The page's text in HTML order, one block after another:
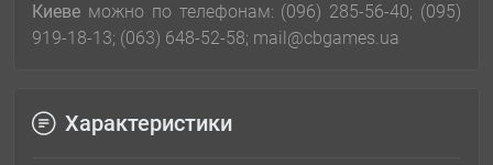
Киеве можно по телефонам: (096) 285-56-40; (095)
919-18-13; (063) 648-52-58; mail@cbgames.ua
Характеристики